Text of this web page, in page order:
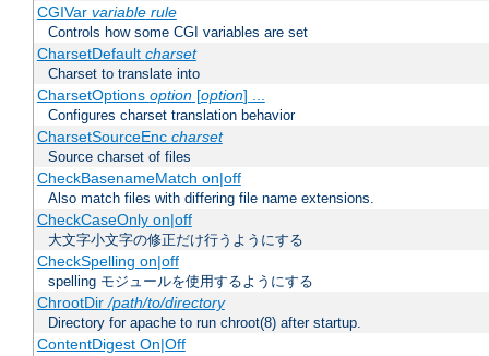
CGIVar variable rule
Controls how some CGI variables are set
CharsetDefault charset
Charset to translate into
CharsetOptions option[option] ...
Configures charset translation behavior
CharsetSourceEnc charset
Source charset of files
CheckBasenameMatch on|off
Also match files with differing file name extensions.
CheckCaseOnly on|off
大文字小文字の修正だけ行うようにする
CheckSpelling on|off
spelling モジュールを使用するようにする
ChrootDir/path/to/directory
Directory for apache to run chroot(8) after startup.
ContentDigest On|Off